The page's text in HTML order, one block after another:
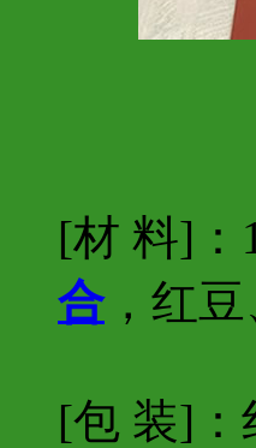
[材 料]：
合，红
[包 装]：